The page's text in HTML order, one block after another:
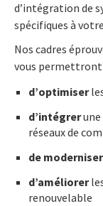
d’intégration de
spécifiques à
Nos cadres
vous permettront
d’optimiser
d’intégrerune
réseaux de
de moderniser
d’améliorer
renouvelable